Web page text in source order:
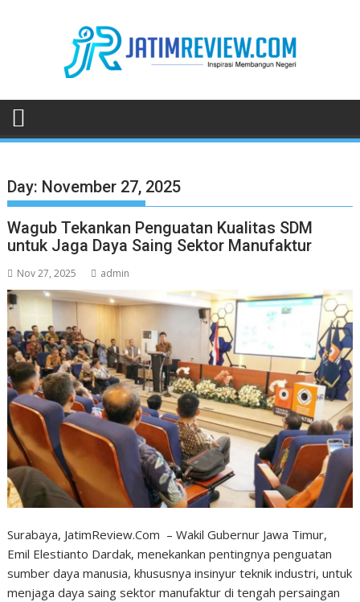
Day: November 27, 2025
Wagub Tekankan Penguatan Kualitas SDM
untuk Jaga Daya Saing Sektor Manufaktur
Nov 27, 2025 admin
Surabaya, JatimReview.Com – Wakil Gubernur Jawa Timur,
Emil Elestianto Dardak, menekankan pentingnya penguatan
sumber daya manusia, khususnya insinyur teknik industri, untuk
menjaga daya saing sektor manufaktur di tengah persaingan